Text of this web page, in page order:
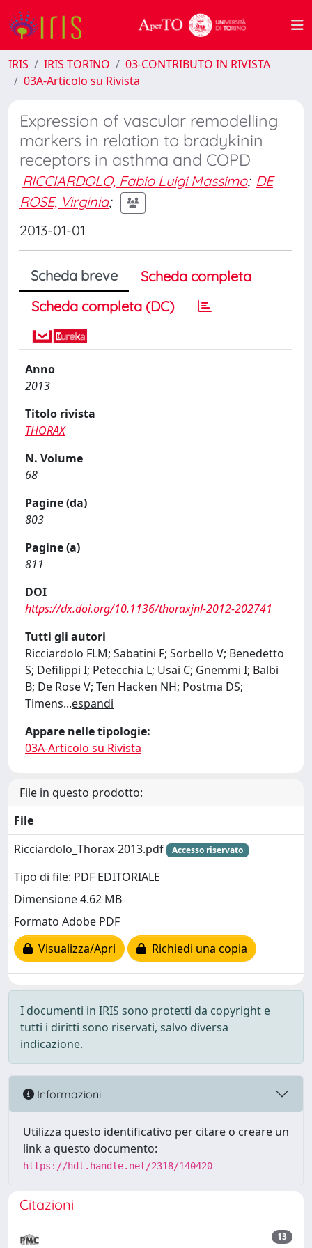
IRIS IRIS TORINO
03-CONTRIBUTO IN RIVISTA
03A-Articolo su Rivista
Expression of vascular remodelling
markers in relation to bradykinin
receptors in asthma and COPD
RICCIARDOLO, Fabio Luigi Massimo; DE
ROSE, Virginia;
2013-01-01
Scheda breve
Scheda completa
Scheda completa (DC)
Anno
2013
Titolo rivista
THORAX
N. Volume
68
Pagine (da)
803
Pagine (a)
811
DOI
https://dx.doi.org/10.1136/thoraxjnl-2012-202741
Tutti gli autori
Ricciardolo FLM; Sabatini F; Sorbello V; Benedetto
S; Defilippi I; Petecchia L; Usai C; Gnemmi I; Balbi
B; De Rose V; Ten Hacken NH; Postma DS;
Timens...espandi
Appare nelle tipologie:
03A-Articolo su Rivista
File in questo prodotto:
File
Ricciardolo_Thorax-2013.pdf
Accesso riservato
Tipo di file: PDF EDITORIALE
Dimensione 4.62 MB
Formato Adobe PDF
Visualizza/Apri
Richiedi una copia
I documenti in IRIS sono protetti da copyright e
tutti i diritti sono riservati, salvo diversa
indicazione.
Informazioni
Utilizza questo identificativo per citare o creare un
link a questo documento:
https://hdl.handle.net/2318/140420
Citazioni
13